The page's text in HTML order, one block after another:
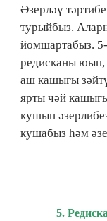
Әзерләү
турыйбыз.
йомшартабыз.
редисканы юып,
аш кашыгы
ярты чәй
кушып
кушабыз һәм
5.​